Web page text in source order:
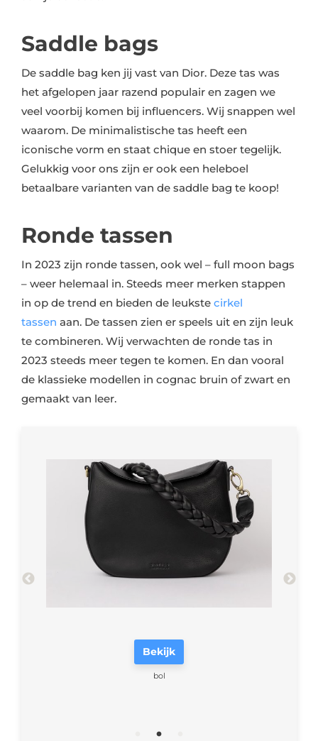
Saddle bags
De saddle bag ken jij vast van Dior. Deze tas was
het afgelopen jaar razend populair en zagen we
veel voorbij komen bij influencers. Wij snappen wel
waarom. De minimalistische tas heeft een
iconische vorm en staat chique en stoer tegelijk.
Gelukkig voor ons zijn er ook een heleboel
betaalbare varianten van de saddle bag te koop!
Ronde tassen
In 2023 zijn ronde tassen, ook wel – full moon bags
– weer helemaal in. Steeds meer merken stappen
in op de trend en bieden de leukste cirkel
tassen aan. De tassen zien er speels uit en zijn leuk
te combineren. Wij verwachten de ronde tas in
2023 steeds meer tegen te komen. En dan vooral
de klassieke modellen in cognac bruin of zwart en
gemaakt van leer.
Bekijk
bol